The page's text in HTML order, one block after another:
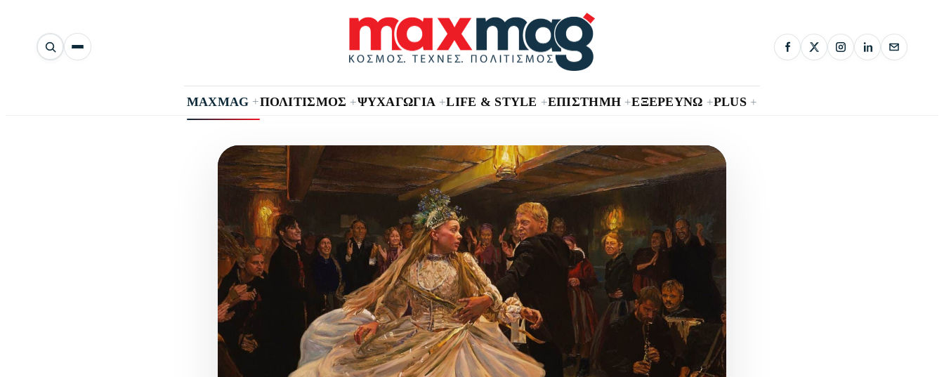
Αναζήτηση
άρθρων
MAXMAG +ΠΟΛΙΤΙΣΜΟΣ +ΨΥΧΑΓΩΓΙΑ +LIFE & STYLE +ΕΠΙΣΤΗΜΗ +ΕΞΕΡΕΥΝΩ +PLUS +